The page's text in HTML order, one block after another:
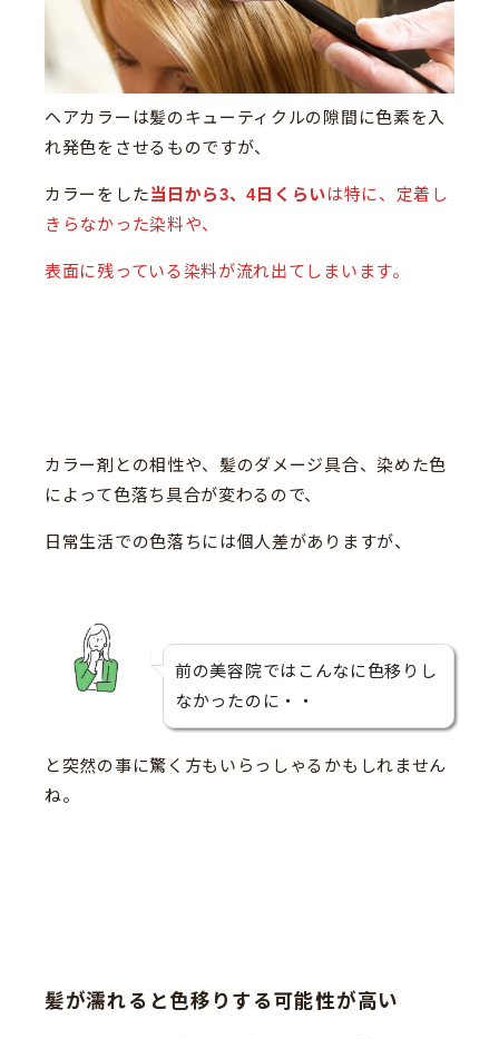
ヘアカラーは髪のキューティクルの隙間に色素を入
れ発色をさせるものですが、
カラーをした当日から3、4日くらいは特に、定着し
きらなかった染料や、
表面に残っている染料が流れ出てしまいます。
カラー剤との相性や、髪のダメージ具合、染めた色
によって色落ち具合が変わるので、
日常生活での色落ちには個人差がありますが、
前の美容院ではこんなに色移りし
なかったのに・・
と突然の事に驚く方もいらっしゃるかもしれません
ね。
髪が濡れると色移りする可能性が高い